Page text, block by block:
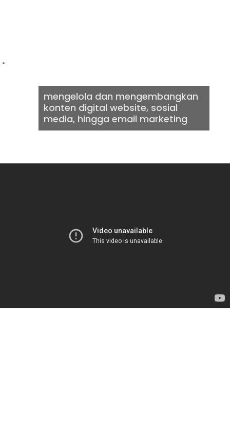
mengelola dan mengembangkan
konten digital website, sosial
media, hingga email marketing